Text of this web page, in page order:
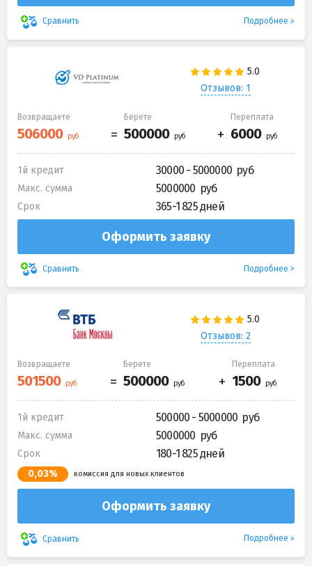
Сравнить Подробнее
Отзывов: 1
Возвращаете Берете Переплата
1й кредит 30000 - 5000000
Макс. сумма 5000000
Срок 365-1 825 дней
Оформить заявку
Сравнить Подробнее
Отзывов: 2
Возвращаете Берете Переплата
1й кредит 500000 - 5000000
Макс. сумма 5000000
Срок 180-1 825 дней
0,03% комиссия для новых клиентов
Оформить заявку
Сравнить Подробнее